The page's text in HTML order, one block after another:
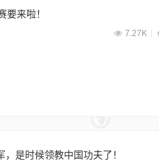
要来啦！
7.27K
是时候领教中国功夫了！